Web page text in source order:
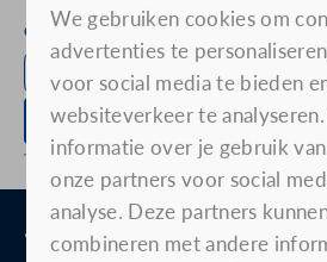
We gebruiken cookies om
advertenties te
voor social media te bieden
websiteverkeer te
informatie over je gebruik
onze partners voor social
analyse. Deze partners
combineren met andere
exclusief aansluitset,
Terug naar outlet
Neem contact met ons op
Meer dan 60 jaarervaring
aanbod